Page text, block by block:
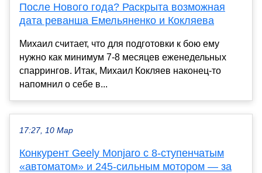
После Нового года? Раскрыта возможная
дата реванша Емельяненко и Кокляева
Михаил считает, что для подготовки к бою ему
нужно как минимум 7-8 месяцев еженедельных
спаррингов. Итак, Михаил Кокляев наконец-то
напомнил о себе в...
17:27, 10 Мар
Конкурент Geely Monjaro с 8-ступенчатым
«автоматом» и 245-сильным мотором — за